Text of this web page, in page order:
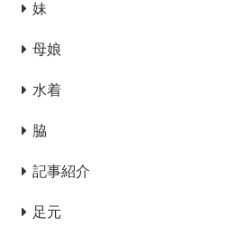
妹
母娘
水着
脇
記事紹介
足元